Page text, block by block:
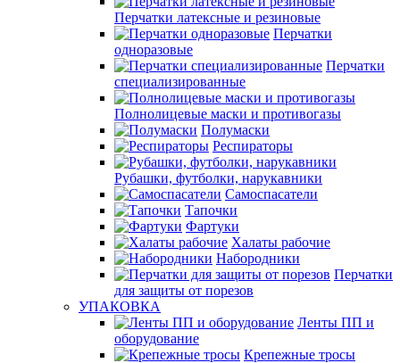
Перчатки латексные и резиновые
Перчатки
одноразовые
Перчатки
специализированные
Полнолицевые маски и противогазы
Полумаски
Респираторы
Рубашки, футболки, нарукавники
Самоспасатели
Тапочки
Фартуки
Халаты рабочие
Набородники
Перчатки
для защиты от порезов
УПАКОВКА
Ленты ПП и
оборудование
Крепежные тросы